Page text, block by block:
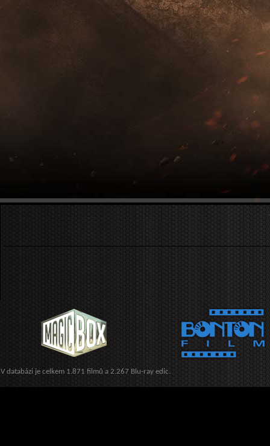
V databázi je celkem 1.871 filmů a 2.267 Blu-ray edic.